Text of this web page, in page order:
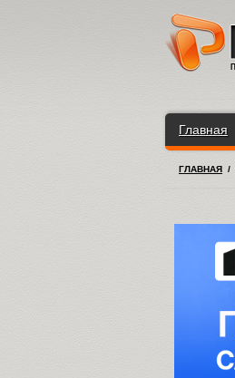
Главная
ГЛАВНАЯ /